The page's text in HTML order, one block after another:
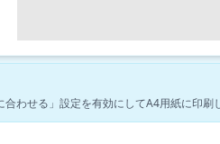
わせる」設定を有効にしてA4用紙に印